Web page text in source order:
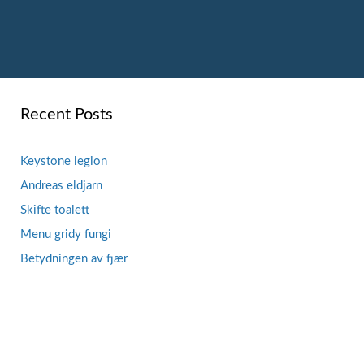
Recent Posts
Keystone legion
Andreas eldjarn
Skifte toalett
Menu gridy fungi
Betydningen av fjær